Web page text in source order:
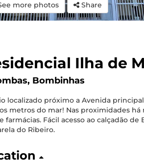
more photos Share
Ilha de
Bombinhas
localizado próximo a Avenida
metros do mar! Nas proximidades há
farmácias. Fácil acesso ao calçadão de
do Ribeiro.